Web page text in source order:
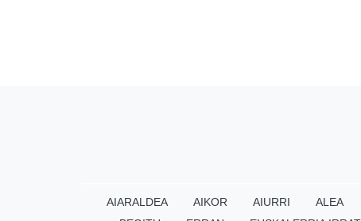
AIARALDEA AIKOR AIURRI ALEA